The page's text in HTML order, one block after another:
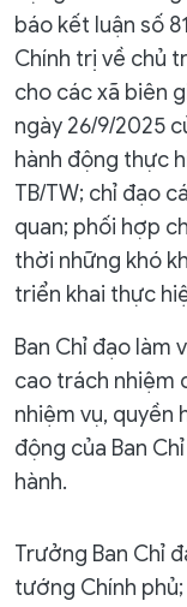
báo kết luận số
Chính trị về chủ
cho các xã biên
ngày 26/9/2025
hành động thực
TB/TW; chỉ đạo
quan; phối hợp
thời những khó
triển khai thực
Ban Chỉ đạo làm
cao trách nhiệm
nhiệm vụ, quyền
động của Ban
hành.
Trưởng Ban Chỉ
tướng Chính